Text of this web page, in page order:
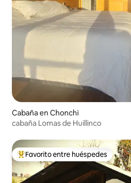
Cabaña en Chonchi
cabaña Lomas de Huillinco
Favorito entre huéspedes preferido
Favorito entre huéspedes